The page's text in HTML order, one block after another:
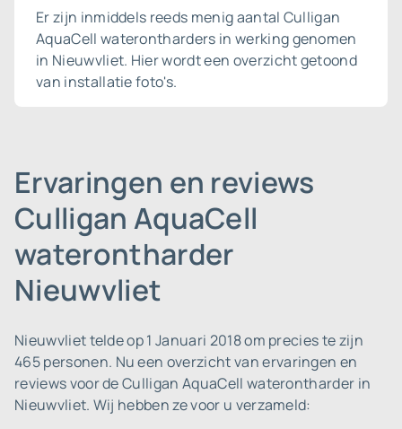
Er zijn inmiddels reeds menig aantal Culligan
AquaCell waterontharders in werking genomen
in Nieuwvliet. Hier wordt een overzicht getoond
van installatie foto's.
Ervaringen en reviews
Culligan AquaCell
waterontharder
Nieuwvliet
Nieuwvliet telde op 1 Januari 2018 om precies te zijn
465 personen. Nu een overzicht van ervaringen en
reviews voor de Culligan AquaCell waterontharder in
Nieuwvliet. Wij hebben ze voor u verzameld: